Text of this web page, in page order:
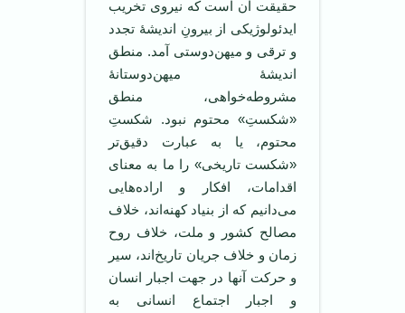
حقیقت آن است که نیروی تخریب
ایدئولوژیکی از بیرونِ اندیشۀ تجدد
و ترقی و میهن‌دوستی آمد. منطق
اندیشۀ میهن‌دوستانۀ
مشروطه‌خواهی، منطق
«شکستِ» محتوم نبود. شکستِ
محتوم، یا به عبارت دقیق‌تر
«شکست تاریخی» را ما به معنای
اقدامات، افکار و اراده‌هایی
می‌دانیم که از بنیاد کهنه‌اند، خلاف
مصالح کشور و ملت، خلاف روح
زمان و خلاف جریان تاریخ‌اند، سیر
و حرکت آنها در جهت اجبار انسان
و اجبار اجتماع انسانی به